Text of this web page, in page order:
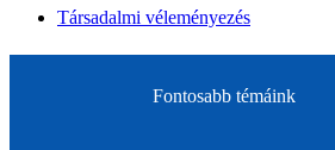
Társadalmi véleményezés
Fontosabb témáink